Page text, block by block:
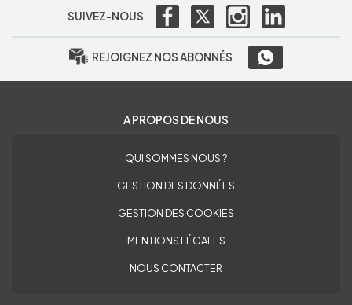
SUIVEZ-NOUS
REJOIGNEZ NOS ABONNÉS
A PROPOS DE NOUS
QUI SOMMES NOUS ?
GESTION DES DONNÉES
GESTION DES COOKIES
MENTIONS LÉGALES
NOUS CONTACTER